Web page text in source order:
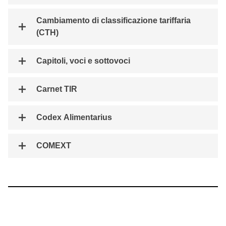
Cambiamento di classificazione tariffaria
(CTH)
Capitoli, voci e sottovoci
Carnet TIR
Codex Alimentarius
COMEXT